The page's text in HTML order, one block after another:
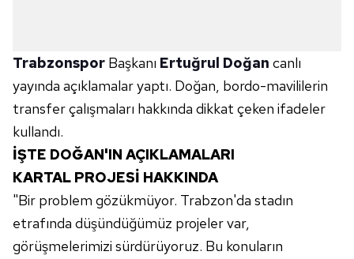
Trabzonspor Başkanı Ertuğrul Doğan canlı
yayında açıklamalar yaptı. Doğan, bordo-mavililerin
transfer çalışmaları hakkında dikkat çeken ifadeler
kullandı.
İŞTE DOĞAN'IN AÇIKLAMALARI
KARTAL PROJESİ HAKKINDA
"Bir problem gözükmüyor. Trabzon'da stadın
etrafında düşündüğümüz projeler var,
görüşmelerimizi sürdürüyoruz. Bu konuların